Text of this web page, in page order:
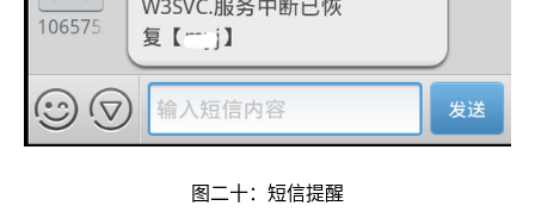
图二十：短信提醒